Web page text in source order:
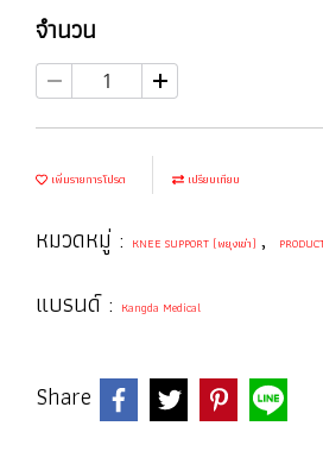
จำนวน
เพิ่มรายการโปรด เปรียบเทียบ
หมวดหมู่ : KNEE SUPPORT (พยุงเข่า) ,
แบรนด์ : Kangda Medical
Share